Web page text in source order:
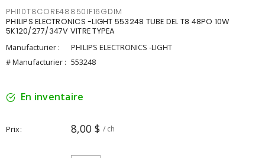
PHI10T8CORE48850IF16GDIM
PHILIPS ELECTRONICS -LIGHT 553248 TUBE DEL T8 48PO 10W
5K120/277/347V VITRE TYPEA
Manufacturier :
PHILIPS ELECTRONICS -LIGHT
# Manufacturier : 553248
En inventaire
Prix 8,00 $ / ch